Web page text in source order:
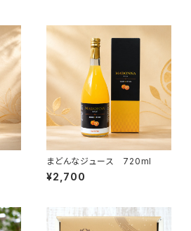
まどんなジュース 720ml
¥2,700